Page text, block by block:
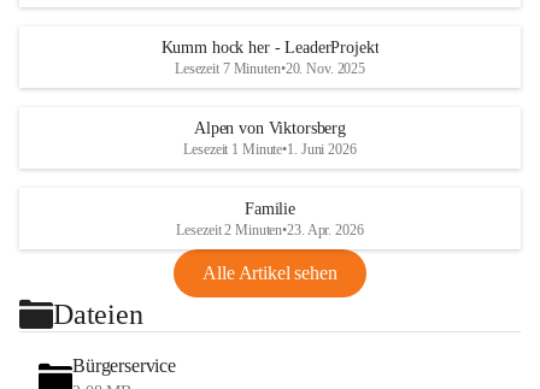
Kumm hock her - LeaderProjekt
Lesezeit 7 Minuten•20. Nov. 2025
Alpen von Viktorsberg
Lesezeit 1 Minute•1. Juni 2026
Familie
Lesezeit 2 Minuten•23. Apr. 2026
Alle Artikel sehen
Dateien
Bürgerservice